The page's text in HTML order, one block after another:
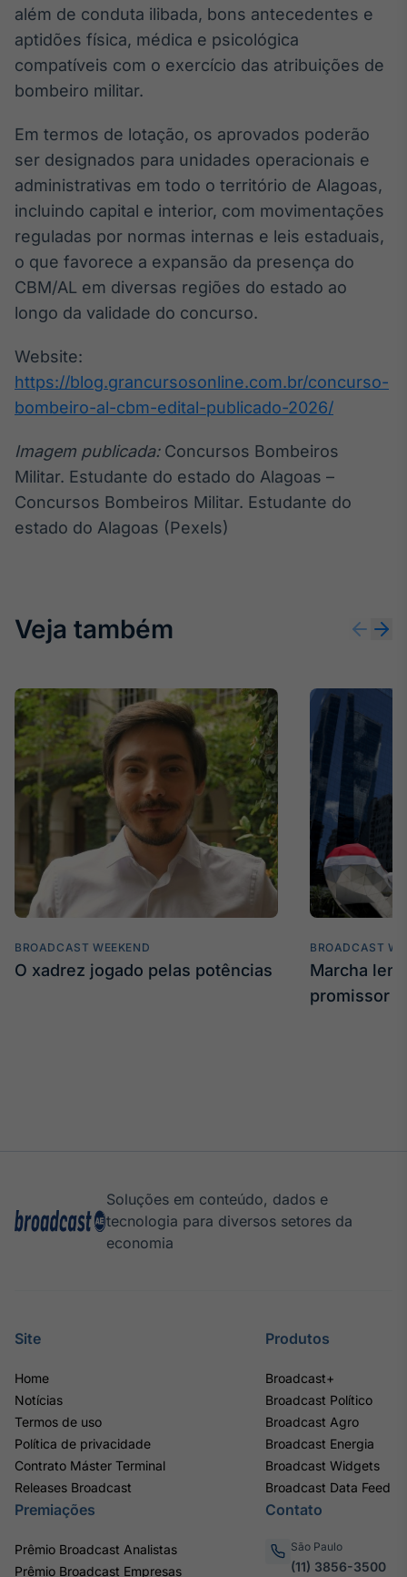
além de conduta ilibada, bons antecedentes e
aptidões física, médica e psicológica
compatíveis com o exercício das atribuições de
bombeiro militar.
Em termos de lotação, os aprovados poderão
ser designados para unidades operacionais e
administrativas em todo o território de Alagoas,
incluindo capital e interior, com movimentações
reguladas por normas internas e leis estaduais,
o que favorece a expansão da presença do
CBM/AL em diversas regiões do estado ao
longo da validade do concurso.
Website:
https://blog.grancursosonline.com.br/concurso-
bombeiro-al-cbm-edital-publicado-2026/
Imagem publicada:Concursos Bombeiros
Militar. Estudante do estado do Alagoas –
Concursos Bombeiros Militar. Estudante do
estado do Alagoas (Pexels)
Veja também
BROADCAST WEEKEND
O xadrez jogado pelas potências
BROADCAST
Marcha
promissor
Soluções em conteúdo, dados e
tecnologia para diversos setores da
economia
Site
Home
Notícias
Termos de uso
Política de privacidade
Contrato Máster Terminal
Releases Broadcast
Produtos
Broadcast+
Broadcast Político
Broadcast Agro
Broadcast Energia
Broadcast Widgets
Broadcast Data Feed
Premiações
Prêmio Broadcast Analistas
Prêmio Broadcast Empresas
Contato
São Paulo
(11) 3856-3500